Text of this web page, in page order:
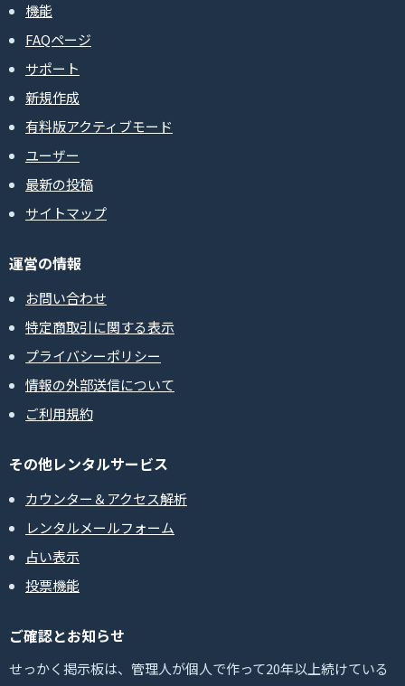
機能
FAQページ
サポート
新規作成
有料版アクティブモード
ユーザー
最新の投稿
サイトマップ
運営の情報
お問い合わせ
特定商取引に関する表示
プライバシーポリシー
情報の外部送信について
ご利用規約
その他レンタルサービス
カウンター＆アクセス解析
レンタルメールフォーム
占い表示
投票機能
ご確認とお知らせ
せっかく掲示板は、管理人が個人で作って20年以上続けている